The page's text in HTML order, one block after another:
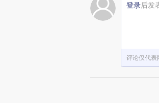
登录后发
评论仅代表